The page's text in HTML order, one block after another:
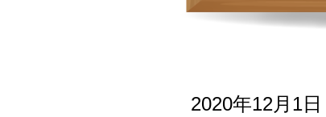
2020年12月1日